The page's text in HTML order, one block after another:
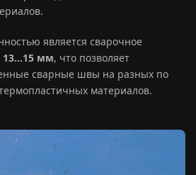
является сварочное
13…15 мм, что позволяет
сварные швы на разных по
материалов.